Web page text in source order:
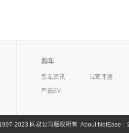
购车
新车资讯
试驾评测
严选EV
2023 网易公司版权所有 About NetEase